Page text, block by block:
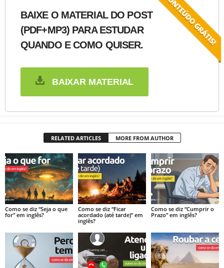
BAIXE O MATERIAL DO POST
(PDF+MP3) PARA ESTUDAR
QUANDO E COMO QUISER.
BAIXAR MATERIAL
RELATED ARTICLES MORE FROM AUTHOR
Como se diz “Seja o que
for” em inglês?
Como se diz “Ficar
acordado (até tarde)” em
inglês?
Como se diz “Cumprir o
Prazo” em inglês?